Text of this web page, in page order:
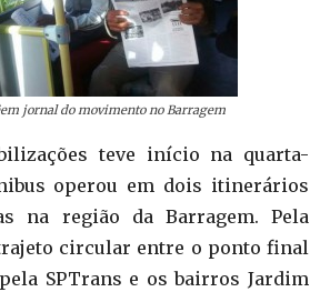
jornal do movimento no Barragem
teve início na quarta-
operou em dois itinerários
na região da Barragem. Pela
circular entre o ponto final
SPTrans e os bairros Jardim